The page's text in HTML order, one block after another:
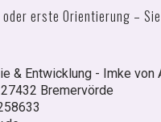
oder erste Orientierung –
& Entwicklung - Imke von
Bremervörde